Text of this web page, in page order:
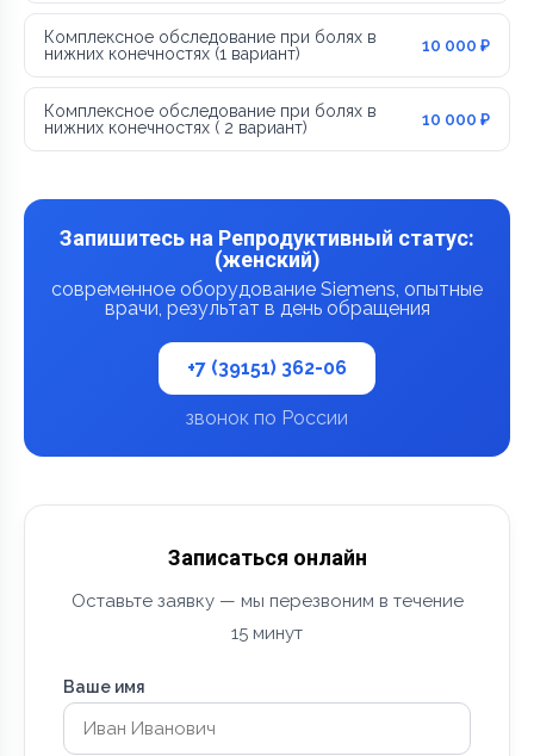
Комплексное обследование при болях в
нижних конечностях (1 вариант)
10 000 ₽
Комплексное обследование при болях в
нижних конечностях ( 2 вариант)
10 000 ₽
Запишитесь на Репродуктивный статус:
(женский)
современное оборудование Siemens, опытные
врачи, результат в день обращения
+7 (39151) 362-06
звонок по России
Записаться онлайн
Оставьте заявку — мы перезвоним в течение
15 минут
Ваше имя